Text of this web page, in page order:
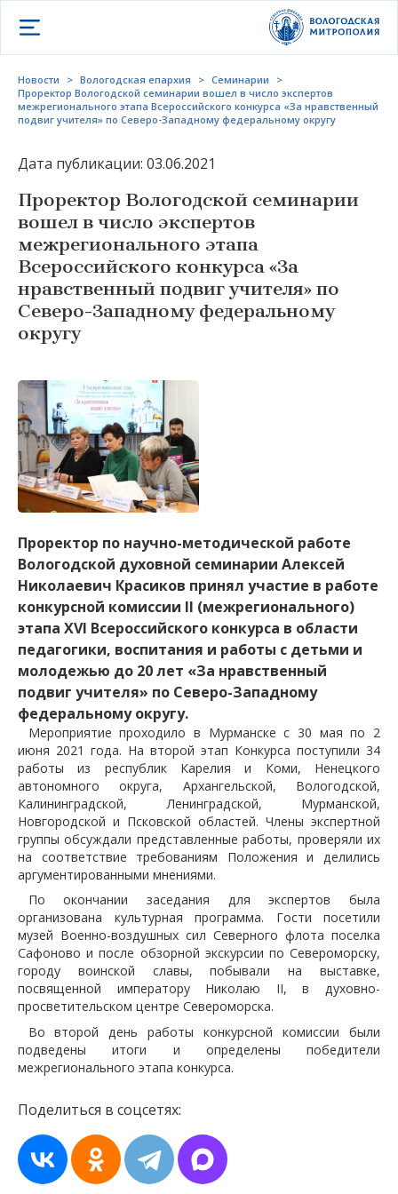
Открыть меню
Новости > Вологодская епархия > Семинарии
>
Проректор Вологодской семинарии вошел в число экспертов
межрегионального этапа Всероссийского конкурса «За нравственный
подвиг учителя» по Северо-Западному федеральному округу
Дата публикации: 03.06.2021
Проректор Вологодской семинарии
вошел в число экспертов
межрегионального этапа
Всероссийского конкурса «За
нравственный подвиг учителя» по
Северо-Западному федеральному
округу
Проректор по научно-методической работе
Вологодской духовной семинарии Алексей
Николаевич Красиков принял участие в работе
конкурсной комиссии II (межрегионального)
этапа XVI Всероссийского конкурса в области
педагогики, воспитания и работы с детьми и
молодежью до 20 лет «За нравственный
подвиг учителя» по Северо-Западному
федеральному округу.
Мероприятие проходило в Мурманске с 30 мая по 2
июня 2021 года. На второй этап Конкурса поступили 34
работы из республик Карелия и Коми, Ненецкого
автономного округа, Архангельской, Вологодской,
Калининградской, Ленинградской, Мурманской,
Новгородской и Псковской областей. Члены экспертной
группы обсуждали представленные работы, проверяли их
на соответствие требованиям Положения и делились
аргументированными мнениями.
По окончании заседания для экспертов была
организована культурная программа. Гости посетили
музей Военно-воздушных сил Северного флота поселка
Сафоново и после обзорной экскурсии по Североморску,
городу воинской славы, побывали на выставке,
посвященной императору Николаю II, в духовно-
просветительском центре Североморска.
Во второй день работы конкурсной комиссии были
подведены итоги и определены победители
межрегионального этапа конкурса.
Поделиться в соцсетях: